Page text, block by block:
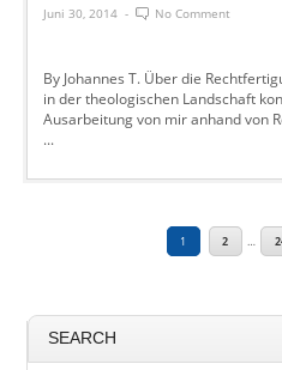
Juni 30, 2014- No Comment
By Johannes T. Über die
in der theologischen Landschaft
Ausarbeitung von mir anhand von
...
1 2 …
SEARCH